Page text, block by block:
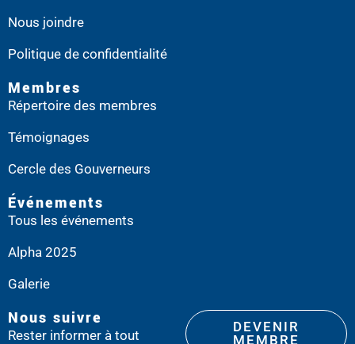
Nous joindre
Politique de confidentialité
Membres
Répertoire des membres
Témoignages
Cercle des Gouverneurs
Événements
Tous les événements
Alpha 2025
Galerie
Nous suivre
Rester informer à tout
DEVENIR
MEMBRE